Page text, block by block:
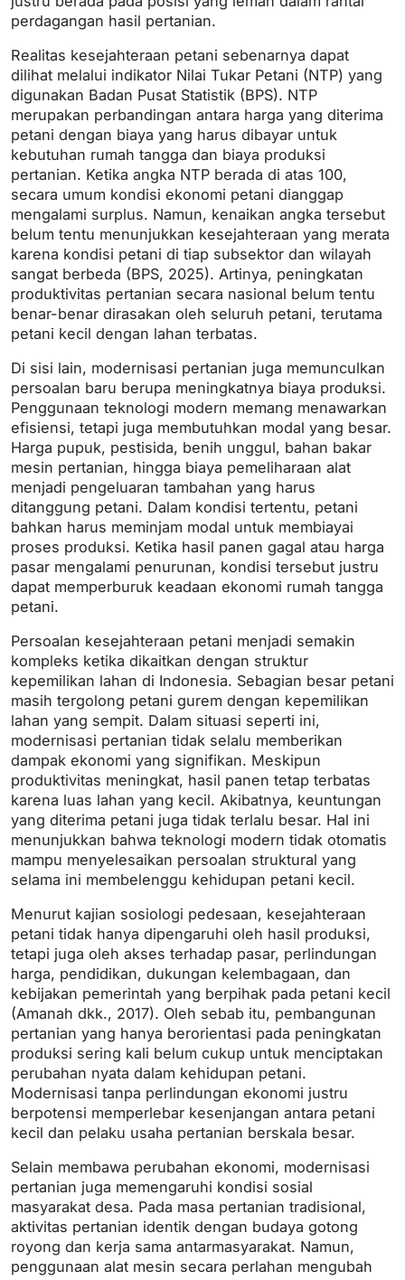
perdagangan hasil pertanian.
Realitas kesejahteraan petani sebenarnya dapat
dilihat melalui indikator Nilai Tukar Petani (NTP) yang
digunakan Badan Pusat Statistik (BPS). NTP
merupakan perbandingan antara harga yang diterima
petani dengan biaya yang harus dibayar untuk
kebutuhan rumah tangga dan biaya produksi
pertanian. Ketika angka NTP berada di atas 100,
secara umum kondisi ekonomi petani dianggap
mengalami surplus. Namun, kenaikan angka tersebut
belum tentu menunjukkan kesejahteraan yang merata
karena kondisi petani di tiap subsektor dan wilayah
sangat berbeda (BPS, 2025). Artinya, peningkatan
produktivitas pertanian secara nasional belum tentu
benar-benar dirasakan oleh seluruh petani, terutama
petani kecil dengan lahan terbatas.
Di sisi lain, modernisasi pertanian juga memunculkan
persoalan baru berupa meningkatnya biaya produksi.
Penggunaan teknologi modern memang menawarkan
efisiensi, tetapi juga membutuhkan modal yang besar.
Harga pupuk, pestisida, benih unggul, bahan bakar
mesin pertanian, hingga biaya pemeliharaan alat
menjadi pengeluaran tambahan yang harus
ditanggung petani. Dalam kondisi tertentu, petani
bahkan harus meminjam modal untuk membiayai
proses produksi. Ketika hasil panen gagal atau harga
pasar mengalami penurunan, kondisi tersebut justru
dapat memperburuk keadaan ekonomi rumah tangga
petani.
Persoalan kesejahteraan petani menjadi semakin
kompleks ketika dikaitkan dengan struktur
kepemilikan lahan di Indonesia. Sebagian besar petani
masih tergolong petani gurem dengan kepemilikan
lahan yang sempit. Dalam situasi seperti ini,
modernisasi pertanian tidak selalu memberikan
dampak ekonomi yang signifikan. Meskipun
produktivitas meningkat, hasil panen tetap terbatas
karena luas lahan yang kecil. Akibatnya, keuntungan
yang diterima petani juga tidak terlalu besar. Hal ini
menunjukkan bahwa teknologi modern tidak otomatis
mampu menyelesaikan persoalan struktural yang
selama ini membelenggu kehidupan petani kecil.
Menurut kajian sosiologi pedesaan, kesejahteraan
petani tidak hanya dipengaruhi oleh hasil produksi,
tetapi juga oleh akses terhadap pasar, perlindungan
harga, pendidikan, dukungan kelembagaan, dan
kebijakan pemerintah yang berpihak pada petani kecil
(Amanah dkk., 2017). Oleh sebab itu, pembangunan
pertanian yang hanya berorientasi pada peningkatan
produksi sering kali belum cukup untuk menciptakan
perubahan nyata dalam kehidupan petani.
Modernisasi tanpa perlindungan ekonomi justru
berpotensi memperlebar kesenjangan antara petani
kecil dan pelaku usaha pertanian berskala besar.
Selain membawa perubahan ekonomi, modernisasi
pertanian juga memengaruhi kondisi sosial
masyarakat desa. Pada masa pertanian tradisional,
aktivitas pertanian identik dengan budaya gotong
royong dan kerja sama antarmasyarakat. Namun,
penggunaan alat mesin secara perlahan mengubah